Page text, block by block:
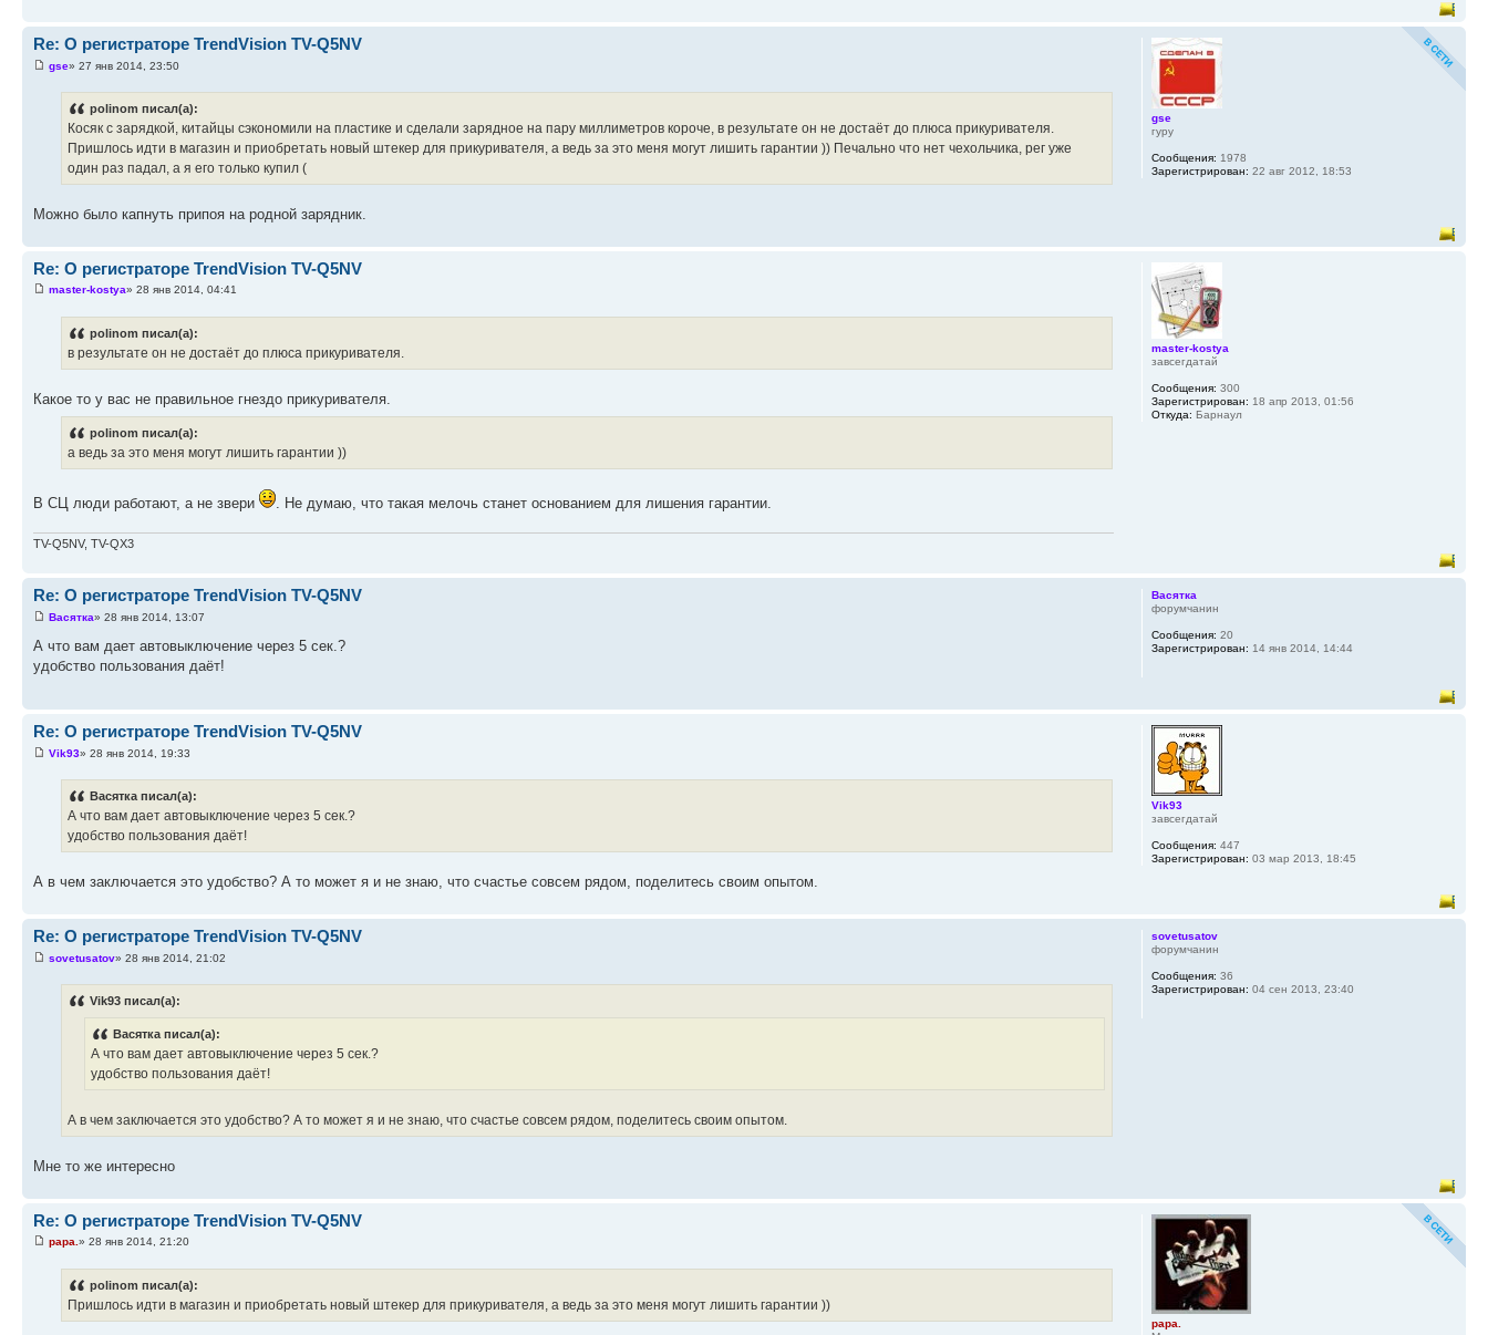
Re: О регистраторе TrendVision TV-Q5NV
gse» 27 янв 2014, 23:50
polinom писал(а):
Косяк с зарядкой, китайцы сэкономили на пластике и сделали зарядное на пару миллиметров короче, в результате он не достаёт до плюса прикуривателя.
Пришлось идти в магазин и приобретать новый штекер для прикуривателя, а ведь за это меня могут лишить гарантии )) Печально что нет чехольчика, рег уже
один раз падал, а я его только купил (
Можно было капнуть припоя на родной зарядник.
gse
гуру
Сообщения: 1978
Зарегистрирован: 22 авг 2012, 18:53
Re: О регистраторе TrendVision TV-Q5NV
master-kostya» 28 янв 2014, 04:41
polinom писал(а):
в результате он не достаёт до плюса прикуривателя.
Какое то у вас не правильное гнездо прикуривателя.
polinom писал(а):
а ведь за это меня могут лишить гарантии ))
В СЦ люди работают, а не звери . Не думаю, что такая мелочь станет основанием для лишения гарантии.
TV-Q5NV, TV-QX3
master-kostya
завсегдатай
Сообщения: 300
Зарегистрирован: 18 апр 2013, 01:56
Откуда: Барнаул
Re: О регистраторе TrendVision TV-Q5NV
Васятка» 28 янв 2014, 13:07
А что вам дает автовыключение через 5 сек.?
удобство пользования даёт!
Васятка
форумчанин
Сообщения: 20
Зарегистрирован: 14 янв 2014, 14:44
Re: О регистраторе TrendVision TV-Q5NV
Vik93» 28 янв 2014, 19:33
Васятка писал(а):
А что вам дает автовыключение через 5 сек.?
удобство пользования даёт!
А в чем заключается это удобство? А то может я и не знаю, что счастье совсем рядом, поделитесь своим опытом.
Vik93
завсегдатай
Сообщения: 447
Зарегистрирован: 03 мар 2013, 18:45
Re: О регистраторе TrendVision TV-Q5NV
sovetusatov» 28 янв 2014, 21:02
Vik93 писал(а):
Васятка писал(а):
А что вам дает автовыключение через 5 сек.?
удобство пользования даёт!
А в чем заключается это удобство? А то может я и не знаю, что счастье совсем рядом, поделитесь своим опытом.
Мне то же интересно
sovetusatov
форумчанин
Сообщения: 36
Зарегистрирован: 04 сен 2013, 23:40
Re: О регистраторе TrendVision TV-Q5NV
papa.» 28 янв 2014, 21:20
polinom писал(а):
Пришлось идти в магазин и приобретать новый штекер для прикуривателя, а ведь за это меня могут лишить гарантии ))
papa.